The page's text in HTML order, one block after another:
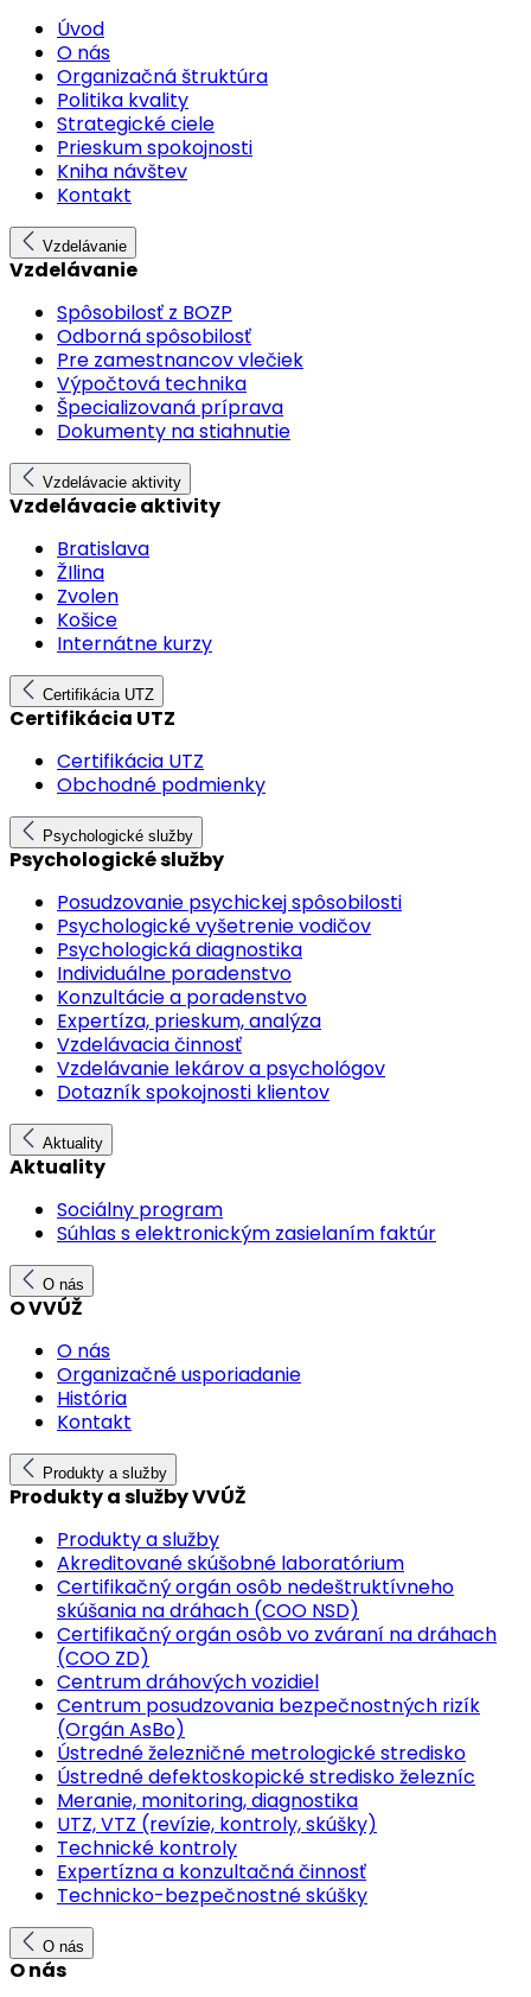
Úvod
O nás
Organizačná štruktúra
Politika kvality
Strategické ciele
Prieskum spokojnosti
Kniha návštev
Kontakt
Vzdelávanie
Vzdelávanie
Spôsobilosť z BOZP
Odborná spôsobilosť
Pre zamestnancov vlečiek
Výpočtová technika
Špecializovaná príprava
Dokumenty na stiahnutie
Vzdelávacie aktivity
Vzdelávacie aktivity
Bratislava
ŽIlina
Zvolen
Košice
Internátne kurzy
Certifikácia UTZ
Certifikácia UTZ
Certifikácia UTZ
Obchodné podmienky
Psychologické služby
Psychologické služby
Posudzovanie psychickej spôsobilosti
Psychologické vyšetrenie vodičov
Psychologická diagnostika
Individuálne poradenstvo
Konzultácie a poradenstvo
Expertíza, prieskum, analýza
Vzdelávacia činnosť
Vzdelávanie lekárov a psychológov
Dotazník spokojnosti klientov
Aktuality
Aktuality
Sociálny program
Súhlas s elektronickým zasielaním faktúr
O nás
O VVÚŽ
O nás
Organizačné usporiadanie
História
Kontakt
Produkty a služby
Produkty a služby VVÚŽ
Produkty a služby
Akreditované skúšobné laboratórium
Certifikačný orgán osôb nedeštruktívneho
skúšania na dráhach (COO NSD)
Certifikačný orgán osôb vo zváraní na dráhach
(COO ZD)
Centrum dráhových vozidiel
Centrum posudzovania bezpečnostných rizík
(Orgán AsBo)
Ústredné železničné metrologické stredisko
Ústredné defektoskopické stredisko železníc
Meranie, monitoring, diagnostika
UTZ, VTZ (revízie, kontroly, skúšky)
Technické kontroly
Expertízna a konzultačná činnosť
Technicko-bezpečnostné skúšky
O nás
O nás